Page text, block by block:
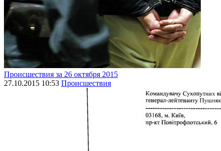
Происшествия за 26 октября 2015
27.10.2015 10:53 Происшествия